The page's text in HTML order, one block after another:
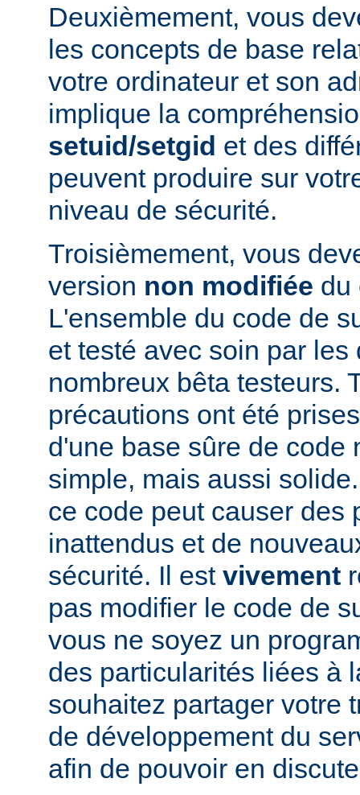
Deuxièmement, vous
les concepts de base
votre ordinateur et son
implique la
setuid/setgid et des
peuvent produire sur
niveau de sécurité.
Troisièmement, vous
version non modifiée du
L'ensemble du code de
et testé avec soin par
nombreux bêta testeurs.
précautions ont été
d'une base sûre de code
simple, mais aussi
ce code peut causer des
inattendus et de
sécurité. Il est vivement
pas modifier le code de
vous ne soyez un
des particularités liées à
souhaitez partager votre
de développement du
afin de pouvoir en